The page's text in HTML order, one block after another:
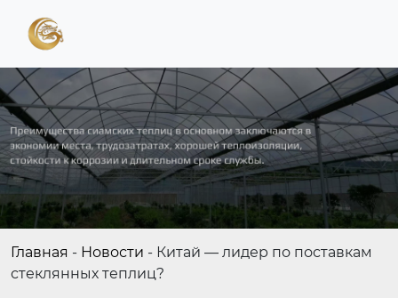
Главная - Новости - Китай — лидер по поставкам
стеклянных теплиц?